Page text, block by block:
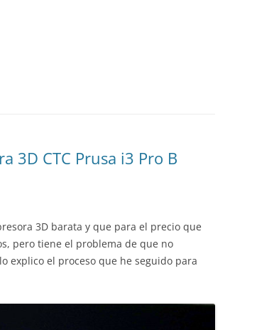
3D CTC Prusa i3 Pro B
3D barata y que para el precio que
pero tiene el problema de que no
explico el proceso que he seguido para